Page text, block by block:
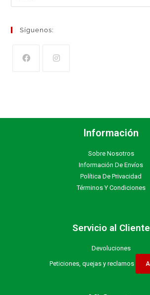
Síguenos:
Información
Sobre Nosotros
Información De Envíos
Política De Privacidad
Términos Y Condiciones
Servicio al Cliente
Devoluciones
Peticiones, quejas y reclamos